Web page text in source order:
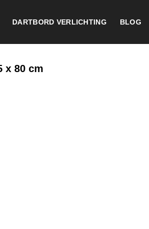
DARTBORD VERLICHTING BLOG
x 80 cm